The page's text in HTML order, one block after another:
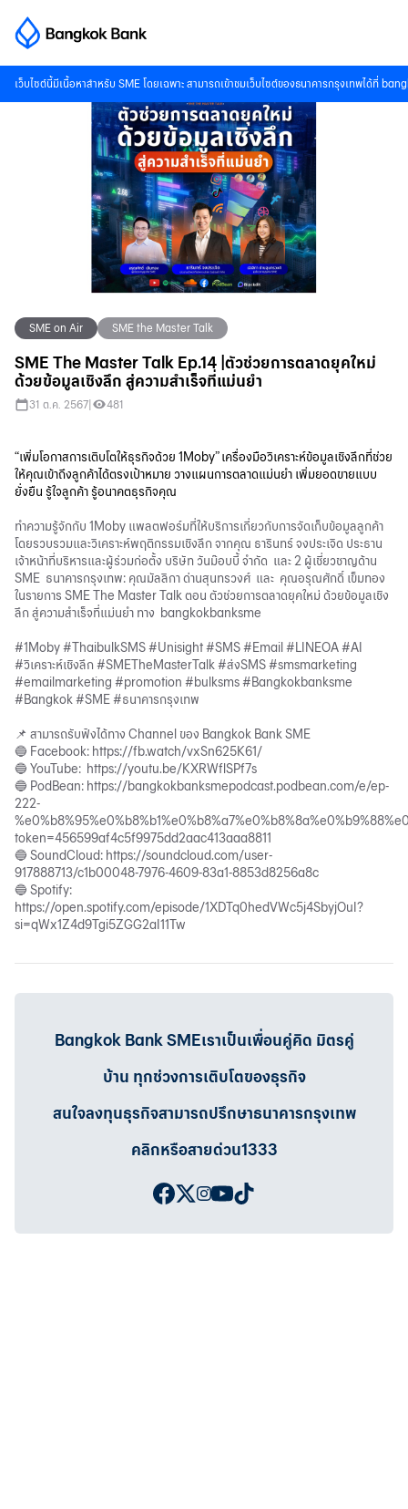
เว็บไซต์นี้มีเนื้อหาสำหรับ SME โดยเฉพาะ สามารถเข้าชมเว็บไซต์ของธนาคารกรุงเทพได้ที่
SME on Air SME the Master Talk
SME The Master Talk Ep.14 |ตัวช่วยการตลาดยุคใหม่
ด้วยข้อมูลเชิงลึก สู่ความสำเร็จที่แม่นยำ
31 ต.ค. 2567 481
“เพิ่มโอกาสการเติบโตให้ธุรกิจด้วย 1Moby” เครื่องมือวิเคราะห์ข้อมูลเชิงลึกที่ช่วย
ให้คุณเข้าถึงลูกค้าได้ตรงเป้าหมาย วางแผนการตลาดแม่นยำ เพิ่มยอดขายแบบ
ยั่งยืน รู้ใจลูกค้า รู้อนาคตธุรกิจคุณ
ทำความรู้จักกับ 1Moby แพลตฟอร์มที่ให้บริการเกี่ยวกับการจัดเก็บข้อมูลลูกค้า
โดยรวบรวมและวิเคราะห์พฤติกรรมเชิงลึก จากคุณ ธารินทร์ จงประเจิด ประธาน
เจ้าหน้าที่บริหารและผู้ร่วมก่อตั้ง บริษัท วันม๊อบบี้ จำกัด และ 2 ผู้เชี่ยวชาญด้าน
SME ธนาคารกรุงเทพ: คุณมัลลิกา ด่านสุนทรวงศ์ และ คุณอรุณศักดิ์ เข็มทอง
ในรายการ SME The Master Talk ตอน ตัวช่วยการตลาดยุคใหม่ ด้วยข้อมูลเชิง
ลึก สู่ความสำเร็จที่แม่นยำ ทาง bangkokbanksme
#1Moby #ThaibulkSMS #Unisight #SMS #Email #LINEOA #AI
#วิเคราะห์เชิงลึก #SMETheMasterTalk #ส่งSMS #smsmarketing
#emailmarketing #promotion #bulksms #Bangkokbanksme
#Bangkok #SME #ธนาคารกรุงเทพ
📌 สามารถรับฟังได้ทาง Channel ของ Bangkok Bank SME
🔵 Facebook: https://fb.watch/vxSn625K61/
🔵 YouTube: https://youtu.be/KXRWflSPf7s
🔵 PodBean: https://bangkokbanksmepodcast.podbean.com/e/ep-
222-
token=456599af4c5f9975dd2aac413aaa8811
🔵 SoundCloud: https://soundcloud.com/user-
917888713/c1b00048-7976-4609-83a1-8853d8256a8c
🔵 Spotify:
https://open.spotify.com/episode/1XDTq0hedVWc5j4SbyjOuI?
si=qWx1Z4d9Tgi5ZGG2aI11Tw
Bangkok Bank SMEเราเป็นเพื่อนคู่คิด มิตรคู่
บ้าน ทุกช่วงการเติบโตของธุรกิจ
สนใจลงทุนธุรกิจสามารถปรึกษาธนาคารกรุงเทพ
คลิกหรือสายด่วน1333